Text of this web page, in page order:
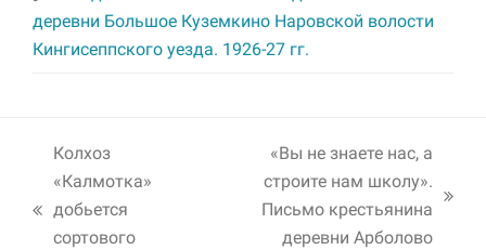
деревни Большое Куземкино Наровской волости
Кингисеппского уезда. 1926-27 гг.
previous
Колхоз
«Калмотка»
добьется
сортового
«Вы не знаете нас, а
строите нам школу».
Письмо крестьянина
деревни Арболово